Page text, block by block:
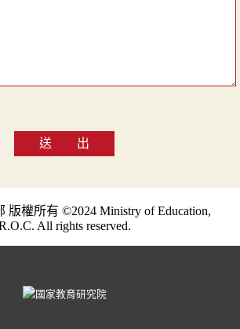
送 出
版權所有 ©2024 Ministry of Education,
All rights reserved.